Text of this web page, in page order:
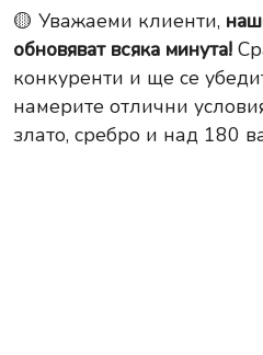
🟡 Уважаеми клиенти,
обновяват всяка минута!
конкуренти и ще се
намерите отлични
злато, сребро и над 180